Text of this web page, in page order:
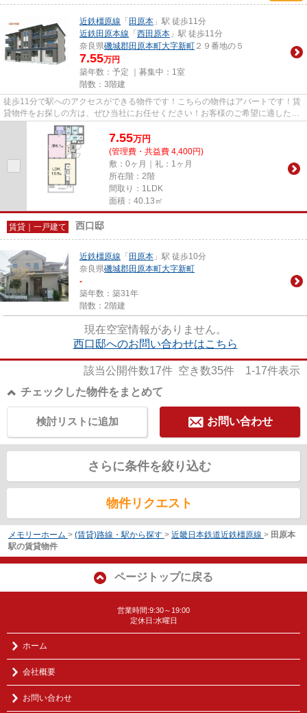
近鉄橿原線 「 田原本 」駅 徒歩11分
近鉄田原本線 「 西田原本 」駅 徒歩11分
奈良県磯城郡田原本町大字新町 ２９番地の５
7.55万円
築年数：予定 ｜募集中： 1室
階数：3階建
徒歩11分で駅へのアクセスができる物件です！こちらの物件はアパートです！賃
貸物件をお探しの方は、ぜひ当社にお任せください！お客様のご希望に適した物
件やニーズに合わせた物件の...
7.55万円
(管理費・共益費 4,400円)
敷：0ヶ月｜礼：1ヶ月
所在階：2階
間取り：1LDK
面積：40.13㎡
賃貸｜一戸建て 西口邸
近鉄橿原線 「 田原本 」駅 徒歩10分
奈良県磯城郡田原本町大字新町
-
築年数：築31年
階数：2階建
現在空室情報がありません。
西口邸へのお問い合わせはこちら
該当公開件数17件 空き数35件 1-17件表示
チェックした物件をまとめて
お問い合わせ
検討リストに追加
さらに条件を絞り込む
物件リクエスト
メモリーホーム > (賃貸)路線・駅から探す > 近畿日本鉄道近鉄橿原線 > 田原本
駅の賃貸物件
ページトップに戻る
営業時間:9:30～19:00
定休日:水曜日
ホーム
会社概要
お問い合わせ